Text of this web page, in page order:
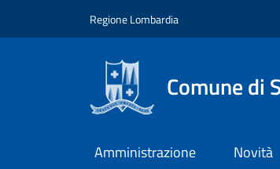
Regione Lombardia
Comune di
Amministrazione Novità